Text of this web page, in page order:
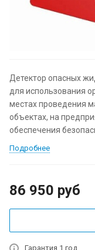
Детектор опасных
для использования
местах проведения
объектах, на
обеспечения
Подробнее
86 950 руб
Гарантия 1 год